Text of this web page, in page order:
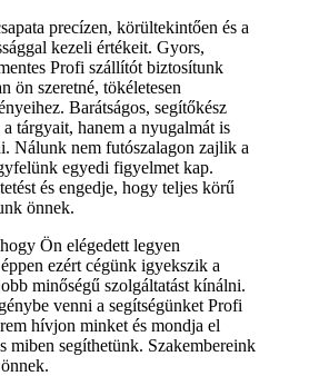
precízen, körültekintően és a
kezeli értékeit. Gyors,
Profi szállítót biztosítunk
ön szeretné, tökéletesen
Barátságos, segítőkész
tárgyait, hanem a nyugalmát is
Nálunk nem futószalagon zajlik a
egyedi figyelmet kap.
és engedje, hogy teljes körű
önnek.
Ön elégedett legyen
ezért cégünk igyekszik a
minőségű szolgáltatást kínálni.
venni a segítségünket Profi
hívjon minket és mondja el
miben segíthetünk. Szakembereink